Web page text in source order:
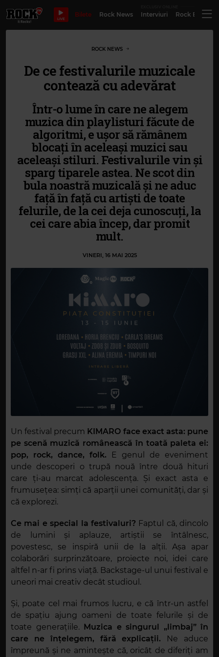
LIVE
Bilete Rock News Interviuri Rock
ROCK NEWS
De ce festivalurile muzicale
contează cu adevărat
Într-o lume în care ne alegem
muzica din playlisturi făcute de
algoritmi, e ușor să rămânem
blocați în aceleași muzici sau
aceleași stiluri. Festivalurile vin și
sparg tiparele astea. Ne scot din
bula noastră muzicală și ne aduc
față în față cu artiști de toate
felurile, de la cei deja cunoscuți, la
cei care abia încep, dar promit
mult.
VINERI, 16 MAI 2025
Un festival precum KIMARO face exact asta: pune
pe scenă muzică românească în toată paleta ei:
pop, rock, dance, folk.
E genul de eveniment
unde descoperi o trupă nouă între două hituri
care ți-au marcat adolescența. Și exact asta e
frumusețea: simți că aparții unei comunități, dar și
că explorezi.
Ce mai e special la festivaluri? Faptul că, dincolo
de lumini și aplauze, artiștii se întâlnesc,
povestesc, se inspiră unii de la alții. Așa apar
colaborări surprinzătoare, proiecte noi, idei care
altfel n-ar fi prins viață. Backstage-ul unui festival e
uneori mai creativ decât studioul.
Și, poate cel mai frumos lucru, e că într-un astfel
de spațiu ajung oameni de toate felurile și de
toate generațiile. Muzica e singurul „limbaj” în
care ne înțelegem, fără explicații. Ne aduce
împreună și ne amintește că, oricât de diferiți am